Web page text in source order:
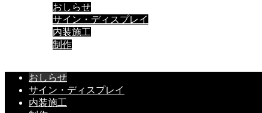
おしらせ
サイン・ディスプレイ
内装施工
制作
おしらせ
サイン・ディスプレイ
内装施工